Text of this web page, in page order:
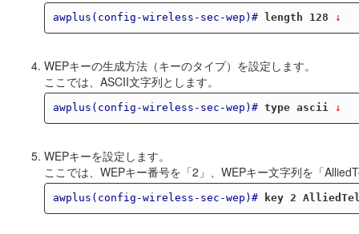
awplus(config-wireless-sec-wep)# length 128 ↓
WEPキーの生成方法（キーのタイプ）を設定します。
ここでは、ASCII文字列とします。
awplus(config-wireless-sec-wep)# type ascii ↓
WEPキーを設定します。
ここでは、WEPキー番号を「2」、WEPキー文字列を「
awplus(config-wireless-sec-wep)# key 2